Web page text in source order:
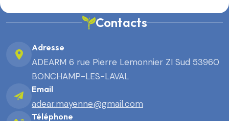
Contacts
Adresse
ADEARM 6 rue Pierre Lemonnier ZI Sud 53960
BONCHAMP-LES-LAVAL
Email
adear.mayenne@gmail.com
Téléphone